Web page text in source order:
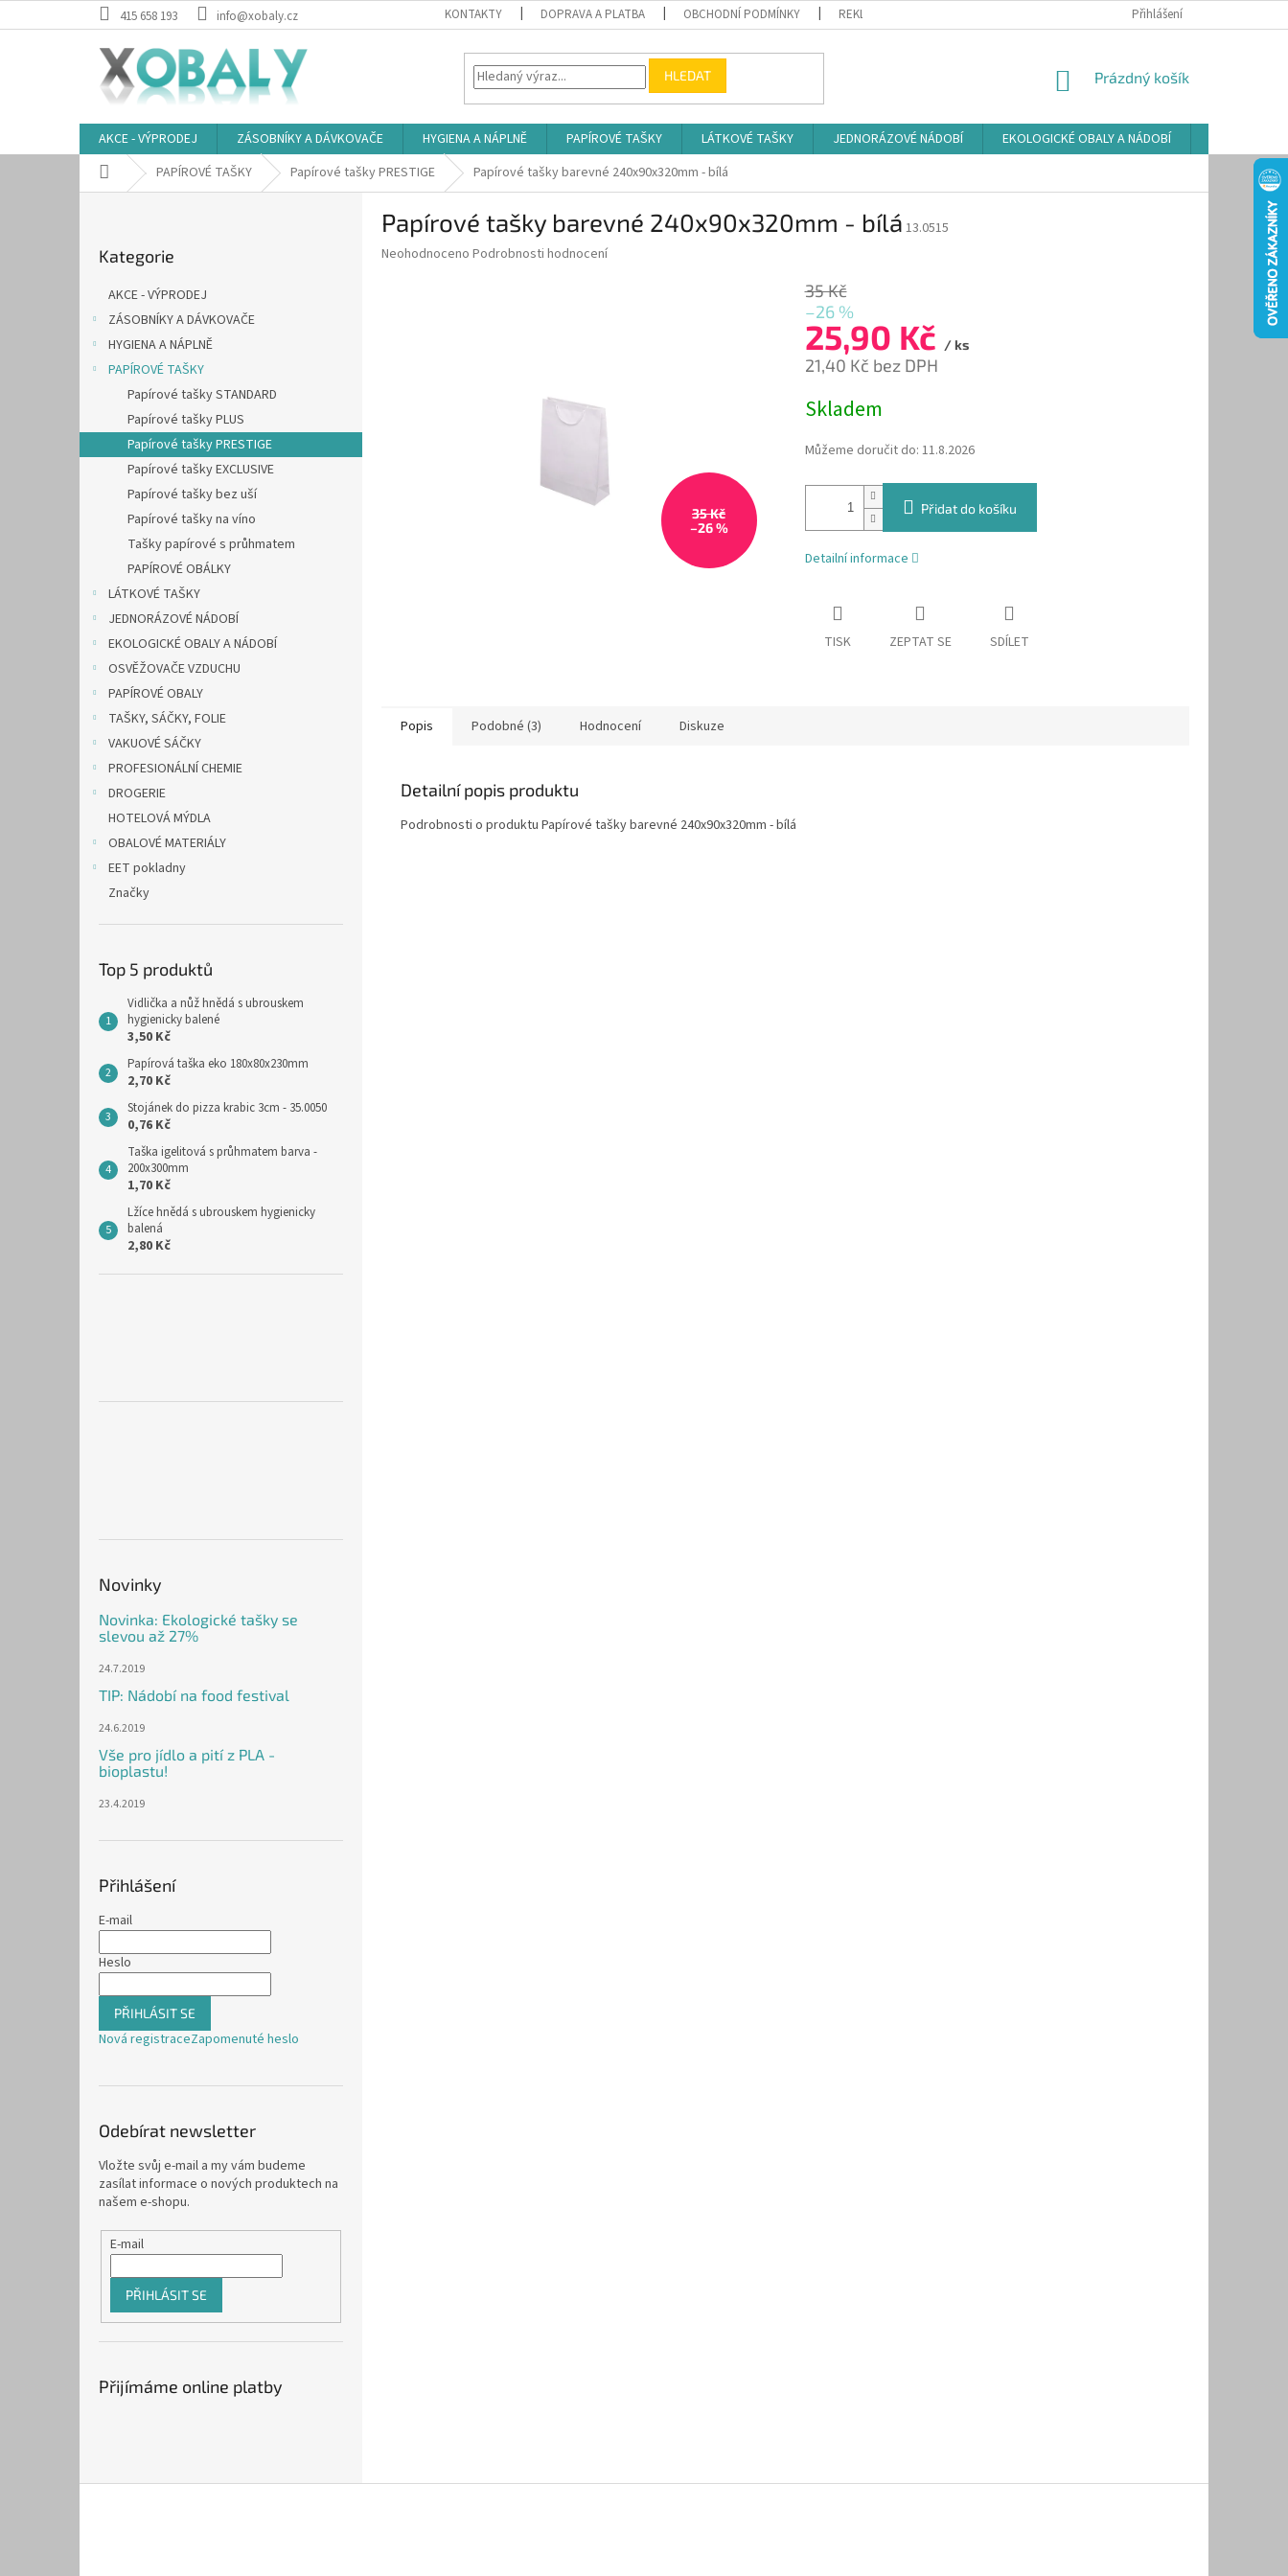
na
415 658 193 info@xobaly.cz KONTAKTY DOPRAVA A PLATBA OBCHODNÍ PODMÍNKY REKLAMAČNÍ ŘÁD ZÁSADY POUŽÍVÁNÍ SOUBORŮ COOKIES
Přihlášení
HLEDAT
NÁKUPNÍ
Prázdný košík
AKCE - VÝPRODEJ ZÁSOBNÍKY A DÁVKOVAČE HYGIENA A NÁPLNĚ PAPÍROVÉ TAŠKY LÁTKOVÉ TAŠKY JEDNORÁZOVÉ NÁDOBÍ EKOLOGICKÉ OBALY A NÁDOBÍ
Domů PAPÍROVÉ TAŠKY Papírové tašky PRESTIGE Papírové tašky barevné 240x90x320mm - bílá
n
e
kategorie
Kategorie
AKCE - VÝPRODEJ
ZÁSOBNÍKY A DÁVKOVAČE
HYGIENA A NÁPLNĚ
PAPÍROVÉ TAŠKY
Papírové tašky STANDARD
Papírové tašky PLUS
Papírové tašky PRESTIGE
Papírové tašky EXCLUSIVE
Papírové tašky bez uší
Papírové tašky na víno
Tašky papírové s průhmatem
PAPÍROVÉ OBÁLKY
LÁTKOVÉ TAŠKY
JEDNORÁZOVÉ NÁDOBÍ
EKOLOGICKÉ OBALY A NÁDOBÍ
OSVĚŽOVAČE VZDUCHU
PAPÍROVÉ OBALY
TAŠKY, SÁČKY, FOLIE
VAKUOVÉ SÁČKY
PROFESIONÁLNÍ CHEMIE
DROGERIE
HOTELOVÁ MÝDLA
OBALOVÉ MATERIÁLY
EET pokladny
Značky
Top 5 produktů
Vidlička a nůž hnědá s ubrouskem
hygienicky balené
3,50 Kč
Papírová taška eko 180x80x230mm
2,70 Kč
Stojánek do pizza krabic 3cm - 35.0050
0,76 Kč
Taška igelitová s průhmatem barva -
200x300mm
1,70 Kč
Lžíce hnědá s ubrouskem hygienicky
balená
2,80 Kč
Novinky
Novinka: Ekologické tašky se
slevou až 27%
24.7.2019
TIP: Nádobí na food festival
24.6.2019
Vše pro jídlo a pití z PLA -
bioplastu!
23.4.2019
Přihlášení
E-mail
Heslo
PŘIHLÁSIT SE
Nová registraceZapomenuté heslo
Odebírat newsletter
Vložte svůj e-mail a my vám budeme
zasílat informace o nových produktech na
našem e-shopu.
E-mail
PŘIHLÁSIT SE
Přijímáme online platby
Papírové tašky barevné 240x90x320mm - bílá 13.0515
Průměrné
Neohodnoceno Podrobnosti hodnocení
35 Kč
–26 %
35 Kč
–26 %
25,90 Kč / ks
21,40 Kč bez DPH
cena:
Skladem
Můžeme doručit do: 11.8.2026
Přidat do košíku
Detailní informace
TISK ZEPTAT SE SDÍLET
Popis Podobné (3) Hodnocení Diskuze
Detailní popis produktu
Podrobnosti o produktu Papírové tašky barevné 240x90x320mm - bílá